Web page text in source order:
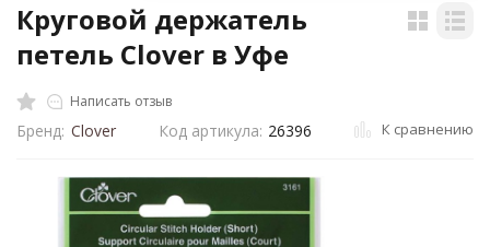
Круговой держатель
петель Clover в Уфе
Написать отзыв
Бренд: Clover Код артикула: 26396 К сравнению